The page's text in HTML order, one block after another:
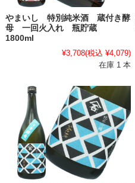
やまいし 特別純米酒 蔵付き酵
母 一回火入れ 瓶貯蔵
1800ml
¥3,708(税込 ¥4,079)
在庫 1 本